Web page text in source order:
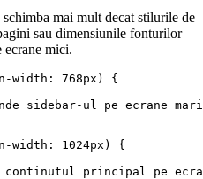
mai mult decat stilurile de
sau dimensiunile fonturilor
ecrane mici.
width: 768px) {
sidebar-ul pe ecrane
width: 1024px) {
principal pe